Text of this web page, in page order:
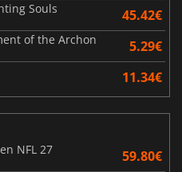
Souls 45.42€
of the Archon 5.29€
11.34€
NFL 27
59.80€